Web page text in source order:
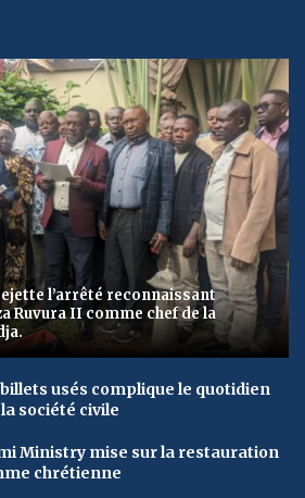
l’arrêté reconnaissant
Ruvura II comme chef de la
usés complique le quotidien
société civile
Ministry mise sur la restauration
chrétienne